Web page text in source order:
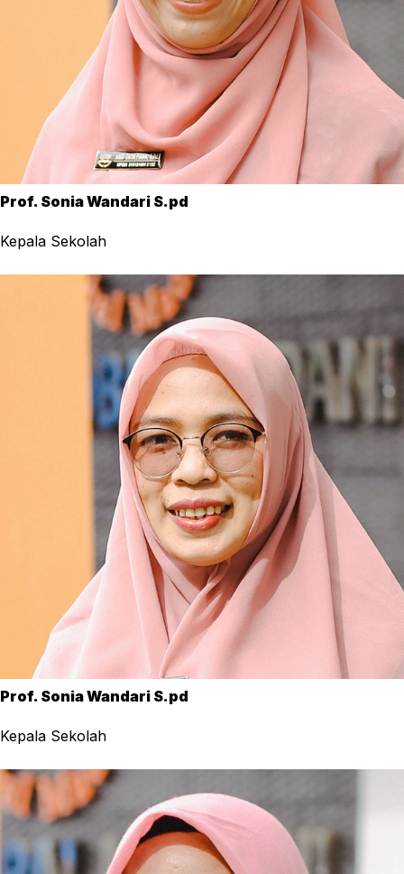
Prof. Sonia Wandari S.pd
Kepala Sekolah
Prof. Sonia Wandari S.pd
Kepala Sekolah